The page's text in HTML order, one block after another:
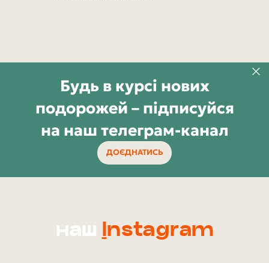
Будь в курсі нових
подорожей – підписуйся
на наш телеграм-канал
ДОЄДНАТИСЬ
наш Instagram